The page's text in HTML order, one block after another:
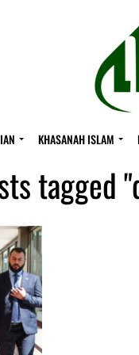
KHASANAH ISLAM
tagged